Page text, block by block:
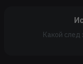
Какой след